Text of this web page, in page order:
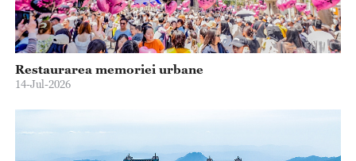
Restaurarea memoriei urbane
14-Jul-2026